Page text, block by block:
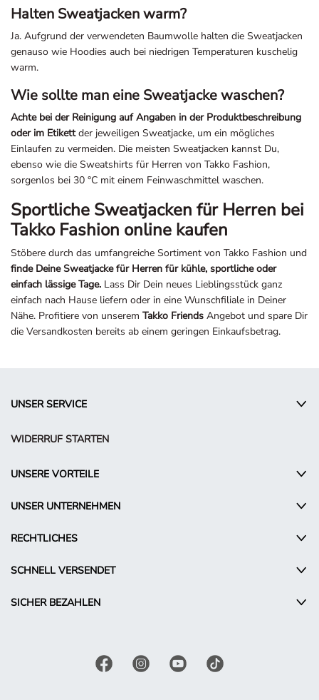
Halten Sweatjacken warm?
Ja. Aufgrund der verwendeten Baumwolle halten die Sweatjacken
genauso wie Hoodies auch bei niedrigen Temperaturen kuschelig
warm.
Wie sollte man eine Sweatjacke waschen?
Achte bei der Reinigung auf Angaben in der Produktbeschreibung
oder im Etikettder jeweiligen Sweatjacke, um ein mögliches
Einlaufen zu vermeiden. Die meisten Sweatjacken kannst Du,
ebenso wie die Sweatshirts für Herren von Takko Fashion,
sorgenlos bei 30 °C mit einem Feinwaschmittel waschen.
Sportliche Sweatjacken für Herren bei
Takko Fashion online kaufen
Stöbere durch das umfangreiche Sortiment von Takko Fashion und
finde Deine Sweatjacke für Herren für kühle, sportliche oder
einfach lässige Tage. Lass Dir Dein neues Lieblingsstück ganz
einfach nach Hause liefern oder in eine Wunschfiliale in Deiner
Nähe. Profitiere von unserem Takko Friends Angebot und spare Dir
die Versandkosten bereits ab einem geringen Einkaufsbetrag.
UNSER SERVICE
WIDERRUF STARTEN
UNSERE VORTEILE
UNSER UNTERNEHMEN
RECHTLICHES
SCHNELL VERSENDET
SICHER BEZAHLEN